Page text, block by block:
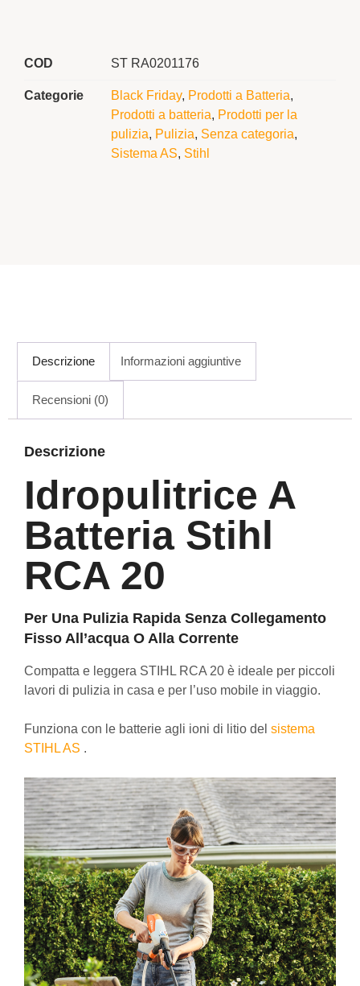
COD ST RA0201176
Categorie Black Friday, Prodotti a Batteria,
Prodotti a batteria, Prodotti per la
pulizia, Pulizia, Senza categoria,
Sistema AS, Stihl
Descrizione Informazioni aggiuntive
Recensioni (0)
Descrizione
Idropulitrice A
Batteria Stihl
RCA 20
Per Una Pulizia Rapida Senza Collegamento
Fisso All’acqua O Alla Corrente
Compatta e leggera STIHL RCA 20 è ideale per piccoli
lavori di pulizia in casa e per l’uso mobile in viaggio.
Funziona con le batterie agli ioni di litio del sistema
STIHL AS .